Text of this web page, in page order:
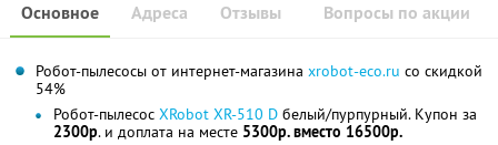
Основное Отзывы Вопросы по акции
Адреса
Робот-пылесосы от интернет-магазина xrobot-eco.ru со скидкой
54%
Робот-пылесос XRobot XR-510 D белый/пурпурный. Купон за
2300р. и доплата на месте 5300р. вместо 16500р.